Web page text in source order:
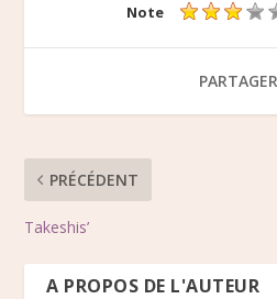
Note
PRÉCÉDENT
Takeshis’
A PROPOS DE L'AUTEUR